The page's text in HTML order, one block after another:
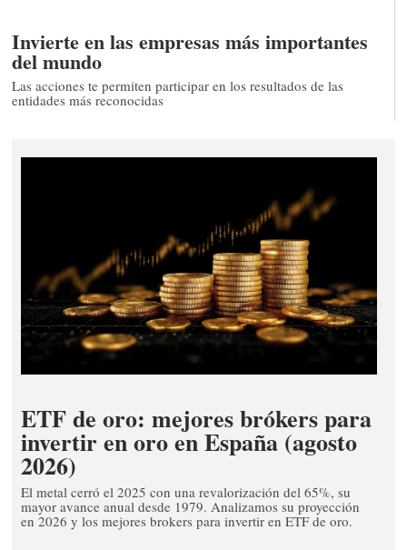
Invierte en las empresas más importantes
del mundo
Las acciones te permiten participar en los resultados de las
entidades más reconocidas
ETF de oro: mejores brókers para
invertir en oro en España (agosto
2026)
El metal cerró el 2025 con una revalorización del 65%, su
mayor avance anual desde 1979. Analizamos su proyección
en 2026 y los mejores brokers para invertir en ETF de oro.